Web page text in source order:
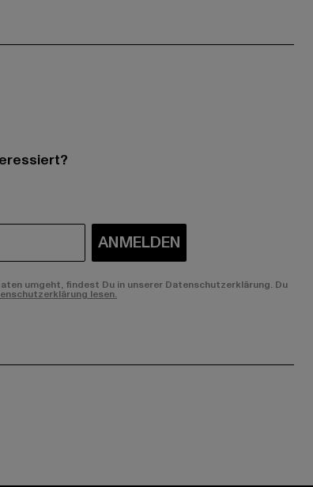
ANMELDEN
umgeht, findest Du in unserer Datenschutzerklärung. Du
lesen.